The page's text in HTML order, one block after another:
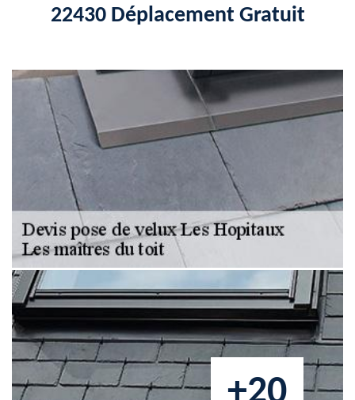
22430 Déplacement Gratuit